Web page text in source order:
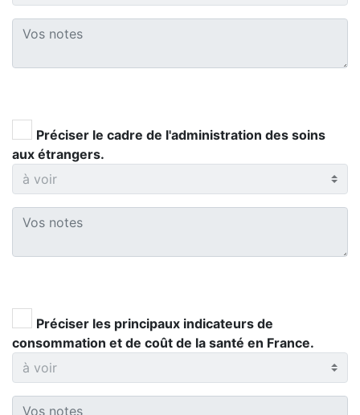
Préciser le cadre de l'administration des soins
aux étrangers.
Préciser les principaux indicateurs de
consommation et de coût de la santé en France.